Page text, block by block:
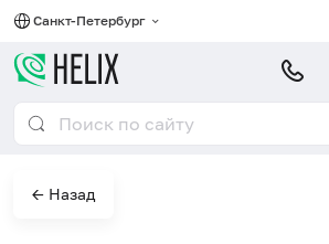
Санкт-Петербург
← Назад